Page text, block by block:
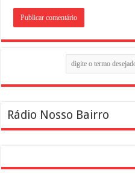
Rádio Nosso Bairro